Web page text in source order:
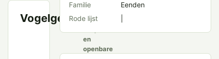
VogelgeluidVWG
en
openbare
Familie
Eenden
Rode lijst